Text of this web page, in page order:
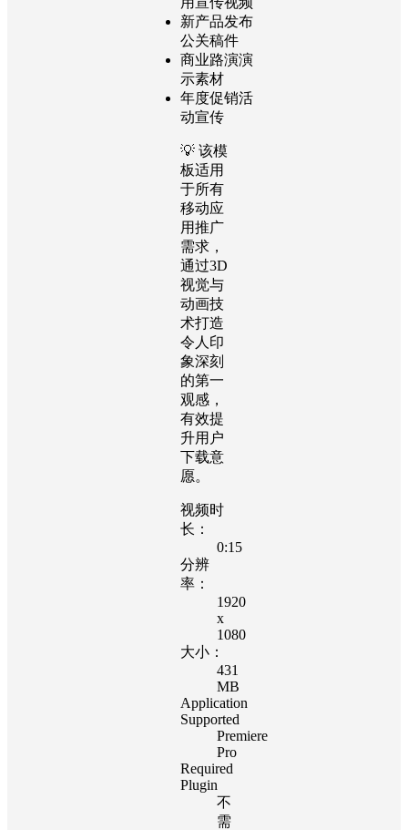
新产品发布
公关稿件
商业路演演
示素材
年度促销活
动宣传
💡 该模
板适用
于所有
移动应
用推广
需求，
通过3D
视觉与
动画技
术打造
令人印
象深刻
的第一
观感，
有效提
升用户
下载意
愿。
视频时
长：
0:15
分辨
率：
1920
x
1080
大小：
431
MB
Application
Supported
Premiere
Pro
Required
Plugin
不
需